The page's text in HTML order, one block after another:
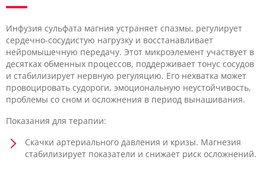
Инфузия сульфата магния устраняет спазмы, регулирует
сердечно-сосудистую нагрузку и восстанавливает
нейромышечную передачу. Этот микроэлемент участвует в
десятках обменных процессов, поддерживает тонус сосудов
и стабилизирует нервную регуляцию. Его нехватка может
провоцировать судороги, эмоциональную неустойчивость,
проблемы со сном и осложнения в период вынашивания.
Показания для терапии:
Скачки артериального давления и кризы. Магнезия
стабилизирует показатели и снижает риск осложнений.